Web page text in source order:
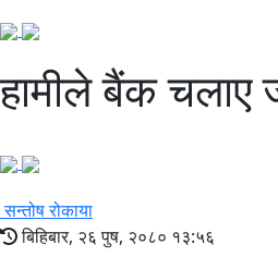
हामीले बैंक चलाए
सन्तोष रोकाया
बिहिबार, २६ पुष, २०८० १३:५६